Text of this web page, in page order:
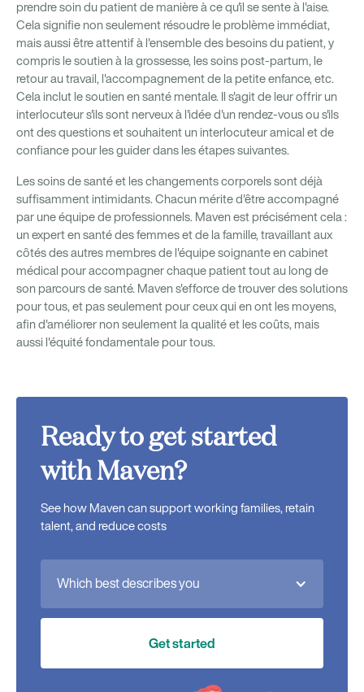
prendre soin du patient de manière à ce qu'il se sente à l'aise.
Cela signifie non seulement résoudre le problème immédiat,
mais aussi être attentif à l'ensemble des besoins du patient, y
compris le soutien à la grossesse, les soins post-partum, le
retour au travail, l'accompagnement de la petite enfance, etc.
Cela inclut le soutien en santé mentale. Il s'agit de leur offrir un
interlocuteur s'ils sont nerveux à l'idée d'un rendez-vous ou s'ils
ont des questions et souhaitent un interlocuteur amical et de
confiance pour les guider dans les étapes suivantes.
Les soins de santé et les changements corporels sont déjà
suffisamment intimidants. Chacun mérite d'être accompagné
par une équipe de professionnels. Maven est précisément cela :
un expert en santé des femmes et de la famille, travaillant aux
côtés des autres membres de l'équipe soignante en cabinet
médical pour accompagner chaque patient tout au long de
son parcours de santé. Maven s'efforce de trouver des solutions
pour tous, et pas seulement pour ceux qui en ont les moyens,
afin d'améliorer non seulement la qualité et les coûts, mais
aussi l'équité fondamentale pour tous.
Ready to get started
with Maven?
See how Maven can support working families, retain
talent, and reduce costs
Which best describes you
Get started